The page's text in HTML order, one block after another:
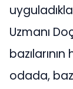
Uzmanı
odada,